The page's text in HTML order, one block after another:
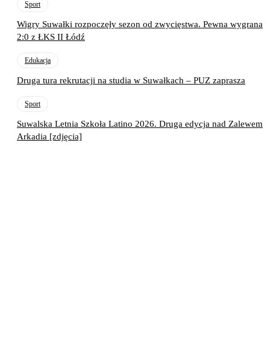
Sport
Wigry Suwałki rozpoczęły sezon od zwycięstwa. Pewna wygrana
2:0 z ŁKS II Łódź
Edukacja
Druga tura rekrutacji na studia w Suwałkach – PUZ zaprasza
Sport
Suwalska Letnia Szkoła Latino 2026. Druga edycja nad Zalewem
Arkadia [zdjęcia]